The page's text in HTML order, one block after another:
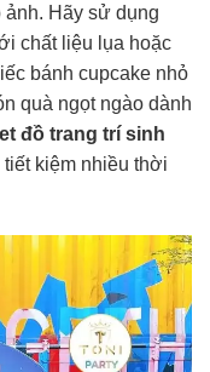
ảnh. Hãy sử dụng
chất liệu lụa hoặc
bánh cupcake nhỏ
quà ngọt ngào dành
đồ trang trí sinh
kiệm nhiều thời